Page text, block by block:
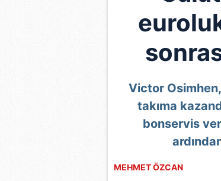
Victor
takıma
bonservis
MEHMET ÖZCAN